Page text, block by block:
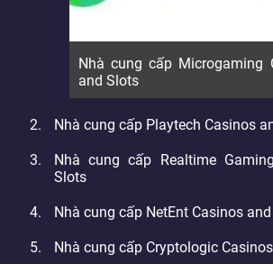
Nhà cung cấp Microgaming
and Slots
Nhà cung cấp Playtech Casinos
Nhà cung cấp Realtime
Slots
Nhà cung cấp NetEnt Casinos
Nhà cung cấp Cryptologic